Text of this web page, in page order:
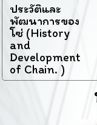
ประวัติและ
พัฒนาการของ
โซ่ (History
and
Development
of Chain. )